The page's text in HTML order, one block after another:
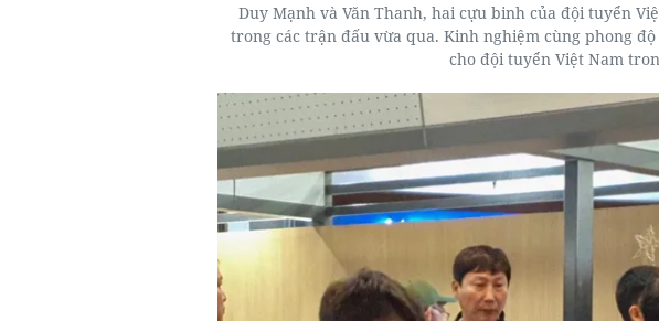
Duy Mạnh và Văn Thanh, hai cựu binh của đội tuyển
trong các trận đấu vừa qua. Kinh nghiệm cùng phong
cho đội tuyển Việt Nam